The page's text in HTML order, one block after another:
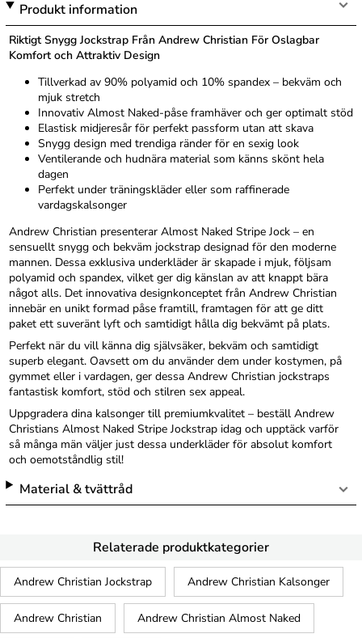
Produkt information
Riktigt Snygg Jockstrap Från Andrew Christian För Oslagbar
Komfort och Attraktiv Design
Tillverkad av 90% polyamid och 10% spandex – bekväm och
mjuk stretch
Innovativ Almost Naked-påse framhäver och ger optimalt stöd
Elastisk midjeresår för perfekt passform utan att skava
Snygg design med trendiga ränder för en sexig look
Ventilerande och hudnära material som känns skönt hela
dagen
Perfekt under träningskläder eller som raffinerade
vardagskalsonger
Andrew Christian presenterar Almost Naked Stripe Jock – en
sensuellt snygg och bekväm jockstrap designad för den moderne
mannen. Dessa exklusiva underkläder är skapade i mjuk, följsam
polyamid och spandex, vilket ger dig känslan av att knappt bära
något alls. Det innovativa designkonceptet från Andrew Christian
innebär en unikt formad påse framtill, framtagen för att ge ditt
paket ett suveränt lyft och samtidigt hålla dig bekvämt på plats.
Perfekt när du vill känna dig självsäker, bekväm och samtidigt
superb elegant. Oavsett om du använder dem under kostymen, på
gymmet eller i vardagen, ger dessa Andrew Christian jockstraps
fantastisk komfort, stöd och stilren sex appeal.
Uppgradera dina kalsonger till premiumkvalitet – beställ Andrew
Christians Almost Naked Stripe Jockstrap idag och upptäck varför
så många män väljer just dessa underkläder för absolut komfort
och oemotståndlig stil!
Material & tvättråd
Relaterade produktkategorier
Andrew Christian Jockstrap Andrew Christian Kalsonger
Andrew Christian Andrew Christian Almost Naked